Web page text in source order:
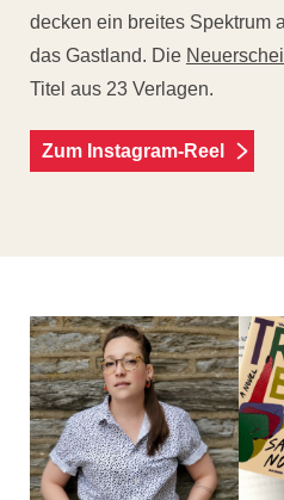
decken ein breites Spektrum
das Gastland. Die
Titel aus 23 Verlagen.
Zum Instagram-Reel